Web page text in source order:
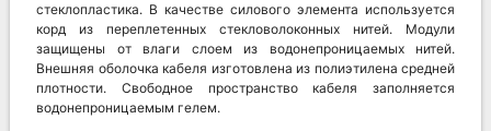
стеклопластика. В качестве силового элемента используется
корд из переплетенных стекловолоконных нитей. Модули
защищены от влаги слоем из водонепроницаемых нитей.
Внешняя оболочка кабеля изготовлена из полиэтилена средней
плотности. Свободное пространство кабеля заполняется
водонепроницаемым гелем.